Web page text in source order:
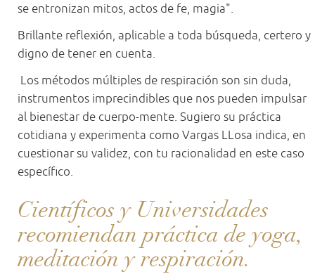
se entronizan mitos, actos de fe, magia".
Brillante reflexión, aplicable a toda búsqueda, certero y
digno de tener en cuenta.
Los métodos múltiples de respiración son sin duda,
instrumentos imprecindibles que nos pueden impulsar
al bienestar de cuerpo-mente. Sugiero su práctica
cotidiana y experimenta como Vargas LLosa indica, en
cuestionar su validez, con tu racionalidad en este caso
específico.
Científicos y Universidades
recomiendan práctica de yoga,
meditación y respiración.